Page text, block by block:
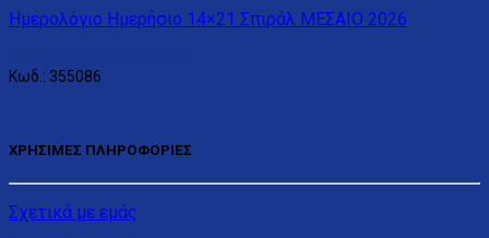
Ημερολόγιο Ημερήσιο 14×21 Σπιράλ ΜΕΣΑΙΟ 2026
Κωδ.: 355086
ΧΡΗΣΙΜΕΣ ΠΛΗΡΟΦΟΡΙΕΣ
Σχετικά με εμάς